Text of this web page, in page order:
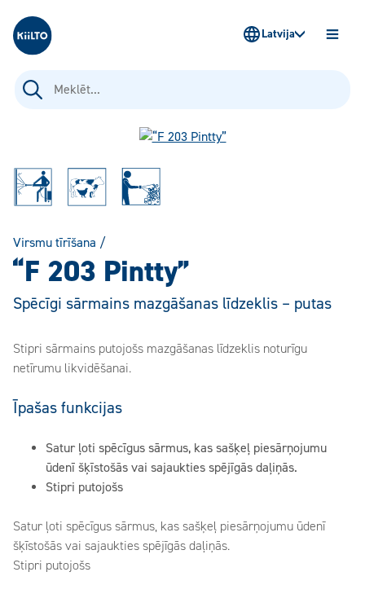
Kiilto Latvija
Meklēt:
Latvija
Virsmu tīrīšana /
“F 203 Pintty”
Spēcīgi sārmains mazgāšanas līdzeklis – putas
Stipri sārmains putojošs mazgāšanas līdzeklis noturīgu
netīrumu likvidēšanai.
Īpašas funkcijas
Satur ļoti spēcīgus sārmus, kas sašķeļ piesārņojumu
ūdenī šķīstošās vai sajaukties spējīgās daļiņās.
Stipri putojošs
Satur ļoti spēcīgus sārmus, kas sašķeļ piesārņojumu ūdenī
šķīstošās vai sajaukties spējīgās daļiņās.
Stipri putojošs